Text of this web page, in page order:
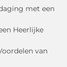
met een
Heerlijke
van